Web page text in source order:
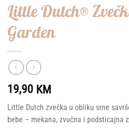
Little Dutch®
Garden
19,90 KM
Little Dutch zvečka u obliku srne
bebe – mekana, zvučna i podsticajna